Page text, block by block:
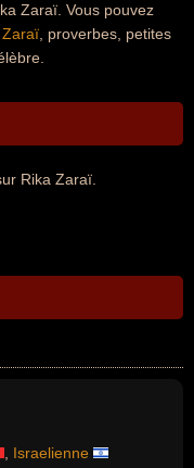
Zaraï. Vous pouvez
Zaraï , proverbes, petites
Rika Zaraï.
Israelienne